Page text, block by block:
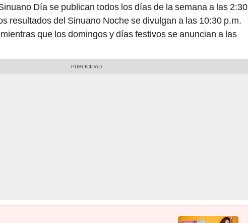
Día se publican todos los días de la semana a las 2:30
resultados del Sinuano Noche se divulgan a las 10:30 p.m.
que los domingos y días festivos se anuncian a las